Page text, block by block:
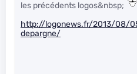
les précédents logos&nbsp;
http://logonews.fr/2013/08/
depargne/